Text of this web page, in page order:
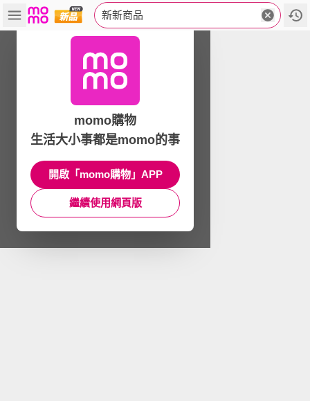
新新商品
momo購物
生活大小事都是momo的事
開啟「momo購物」APP
繼續使用網頁版